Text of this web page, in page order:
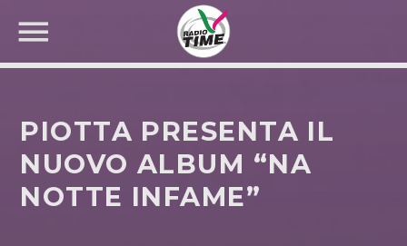
CERCA NEL SITO WEB:
PIOTTA PRESENTA IL
NUOVO ALBUM “NA
NOTTE INFAME”